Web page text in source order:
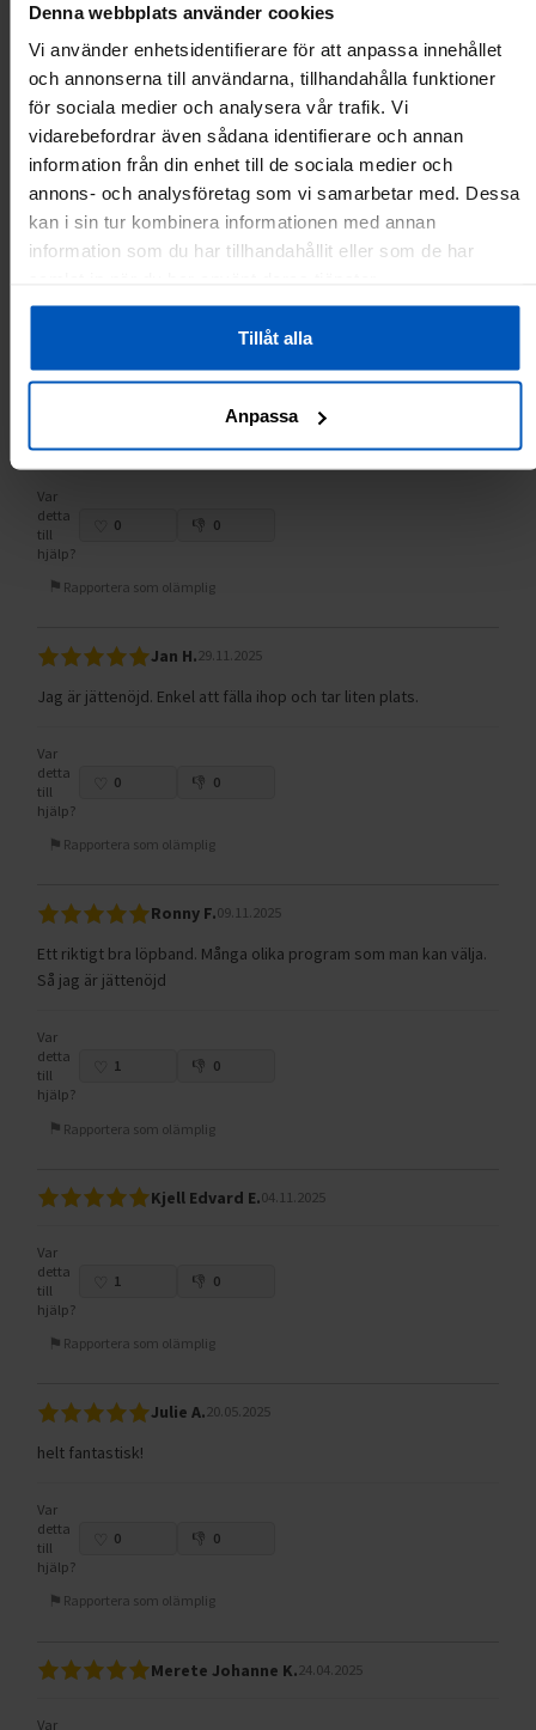
Denna webbplats använder cookies
Vi använder enhetsidentifierare för att anpassa innehållet
och annonserna till användarna, tillhandahålla funktioner
för sociala medier och analysera vår trafik. Vi
vidarebefordrar även sådana identifierare och annan
information från din enhet till de sociala medier och
annons- och analysföretag som vi samarbetar med. Dessa
kan i sin tur kombinera informationen med annan
information som du har tillhandahållit eller som de har
Tillåt alla
Anpassa
Var
detta
till
hjälp?
4 1
Rapportera som olämplig
Hafiz Sajjad R. 20.12.2025
The treadmill is quite good.
1 0
Rapportera som olämplig
Var
detta
till
hjälp?
0 0
Rapportera som olämplig
Jan H.29.11.2025
Jag är jättenöjd. Enkel att fälla ihop och tar liten plats.
Var
detta
till
hjälp?
0 0
Rapportera som olämplig
Ronny F.09.11.2025
Ett riktigt bra löpband. Många olika program som man kan välja.
Så jag är jättenöjd
Var
detta
till
hjälp?
1 0
Rapportera som olämplig
Kjell Edvard E.04.11.2025
Var
detta
till
hjälp?
1 0
Rapportera som olämplig
Julie A.20.05.2025
helt fantastisk!
Var
detta
till
hjälp?
0 0
Rapportera som olämplig
Merete Johanne K. 24.04.2025
Var